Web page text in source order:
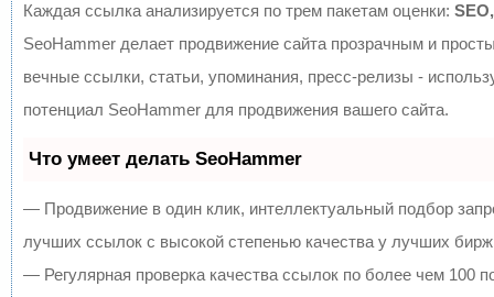
Каждая ссылка анализируется по трем пакетам оценки:
SeoHammer делает продвижение сайта прозрачным и
вечные ссылки, статьи, упоминания, пресс-релизы -
потенциал SeoHammer для продвижения вашего сайта.
Что умеет делать SeoHammer
— Продвижение в один клик, интеллектуальный подбор
лучших ссылок с высокой степенью качества у лучших
— Регулярная проверка качества ссылок по более чем 100